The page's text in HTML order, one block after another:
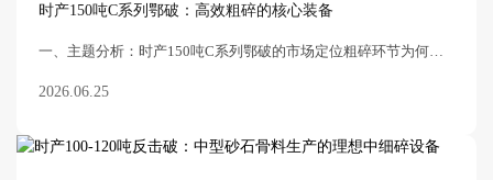
时产150吨C系列鄂破：高效粗碎的核心装备
一、主题分析：时产150吨C系列鄂破的市场定位粗碎环节为何需要C系列鄂破？在砂石骨料和矿山选矿生产线的粗碎环节，颚式破碎机是不可或缺的核心设备。它承担着将爆破后的大块原矿
2026.06.25